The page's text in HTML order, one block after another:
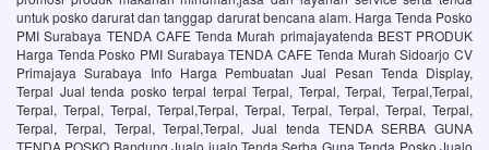
untuk posko darurat dan tanggap darurat bencana alam. Harga Tenda Posko
PMI Surabaya TENDA CAFE Tenda Murah primajayatenda BEST PRODUK
Harga Tenda Posko PMI Surabaya TENDA CAFE Tenda Murah Sidoarjo CV
Primajaya Surabaya Info Harga Pembuatan Jual Pesan Tenda Display,
Terpal Jual tenda posko terpal terpal Terpal, Terpal, Terpal, Terpal,Terpal,
Terpal, Terpal, Terpal, Terpal,Terpal, Terpal, Terpal, Terpal, Terpal, Terpal,
Terpal, Terpal, Terpal, Terpal,Terpal, Jual tenda TENDA SERBA GUNA
TENDA POSKO Bandung Jualo jualo Tenda Serba Guna Tenda Posko Jualo